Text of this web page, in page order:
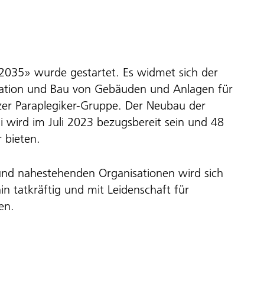
wurde gestartet. Es widmet sich der
und Bau von Gebäuden und Anlagen für
Paraplegiker-Gruppe. Der Neubau der
wird im Juli 2023 bezugsbereit sein und 48
bieten.
nahestehenden Organisationen wird sich
tatkräftig und mit Leidenschaft für